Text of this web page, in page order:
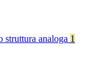
analoga 1